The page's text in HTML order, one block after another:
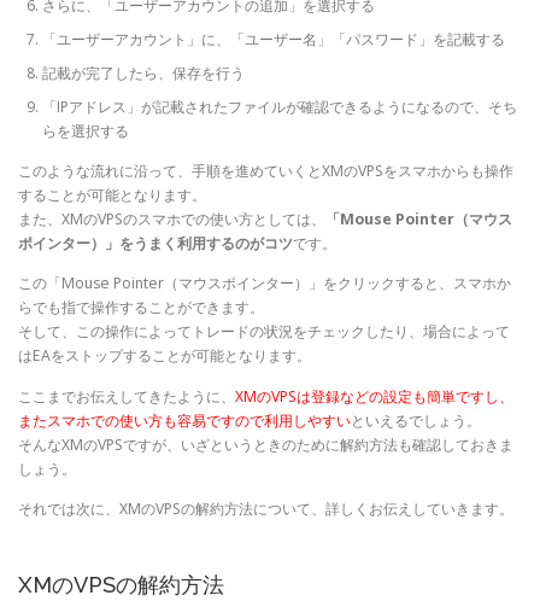
さらに、「ユーザーアカウントの追加」を選択する
「ユーザーアカウント」に、「ユーザー名」「パスワード」を記載する
記載が完了したら、保存を行う
「IPアドレス」が記載されたファイルが確認できるようになるので、そち
らを選択する
このような流れに沿って、手順を進めていくとXMのVPSをスマホからも操作
することが可能となります。
また、XMのVPSのスマホでの使い方としては、
「Mouse Pointer（マウス
ポインター）」をうまく利用するのがコツです。
この「Mouse Pointer（マウスポインター）」をクリックすると、スマホか
らでも指で操作することができます。
そして、この操作によってトレードの状況をチェックしたり、場合によって
はEAをストップすることが可能となります。
ここまでお伝えしてきたように、 XMのVPSは登録などの設定も簡単ですし、
またスマホでの使い方も容易ですので利用しやすいといえるでしょう。
そんなXMのVPSですが、いざというときのために解約方法も確認しておきま
しょう。
それでは次に、XMのVPSの解約方法について、詳しくお伝えしていきます。
XMのVPSの解約方法